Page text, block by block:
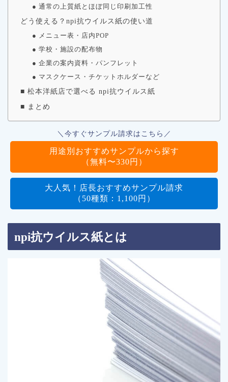
● 通常の上質紙とほぼ同じ印刷加工性
どう使える？npi抗ウイルス紙の使い道
● メニュー表・店内POP
● 学校・施設の配布物
● 企業の案内資料・パンフレット
● マスクケース・チケットホルダーなど
■ 松本洋紙店で選べる npi抗ウイルス紙
■ まとめ
＼今すぐサンプル請求はこちら／
用途別おすすめサンプルから探す
（無料〜330円）
大人気！店長おすすめサンプル請求
（50種類：1,100円）
npi抗ウイルス紙とは